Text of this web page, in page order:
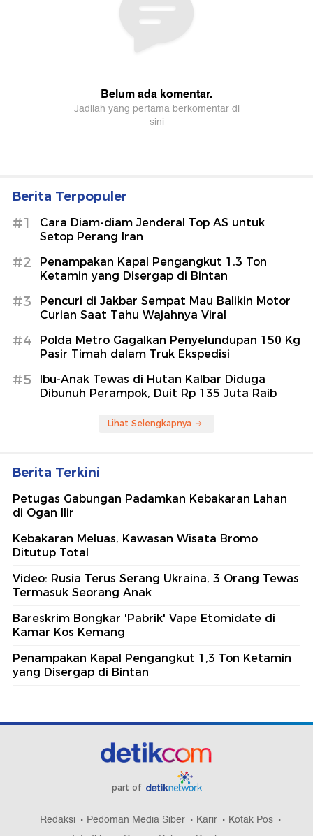
Berita Terpopuler
#1
Cara Diam-diam Jenderal Top AS untuk
Setop Perang Iran
#2
Penampakan Kapal Pengangkut 1,3 Ton
Ketamin yang Disergap di Bintan
#3
Pencuri di Jakbar Sempat Mau Balikin Motor
Curian Saat Tahu Wajahnya Viral
#4
Polda Metro Gagalkan Penyelundupan 150 Kg
Pasir Timah dalam Truk Ekspedisi
#5
Ibu-Anak Tewas di Hutan Kalbar Diduga
Dibunuh Perampok, Duit Rp 135 Juta Raib
Lihat Selengkapnya
Berita Terkini
Petugas Gabungan Padamkan Kebakaran Lahan
di Ogan Ilir
Kebakaran Meluas, Kawasan Wisata Bromo
Ditutup Total
Video: Rusia Terus Serang Ukraina, 3 Orang Tewas
Termasuk Seorang Anak
Bareskrim Bongkar 'Pabrik' Vape Etomidate di
Kamar Kos Kemang
Penampakan Kapal Pengangkut 1,3 Ton Ketamin
yang Disergap di Bintan
part of
Redaksi Pedoman Media Siber Karir
Kotak Pos